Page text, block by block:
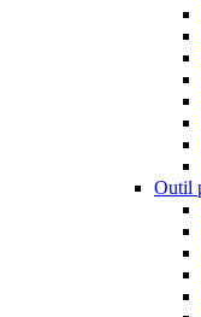
Outil